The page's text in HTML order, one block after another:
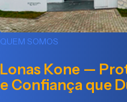
QUEM SOMOS
Lonas Kone —
e Confiança que